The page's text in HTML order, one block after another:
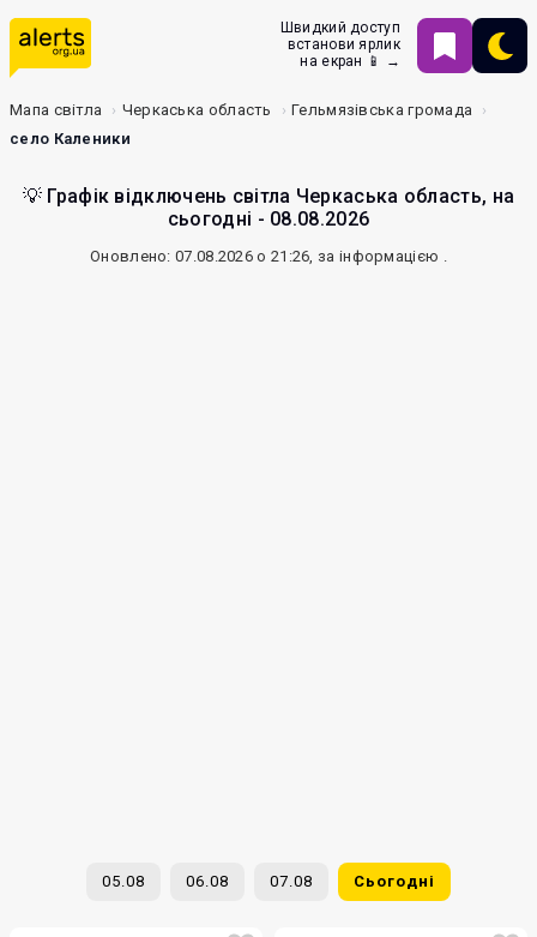
Швидкий доступ
встанови ярлик
на екран 📱 →
Мапа світла Черкаська область
Гельмязівська громада
село Каленики
💡 Графік відключень світла Черкаська область, на
сьогодні - 08.08.2026
Оновлено: 07.08.2026 о 21:26, за інформацією .
05.08 06.08 07.08 Сьогодні